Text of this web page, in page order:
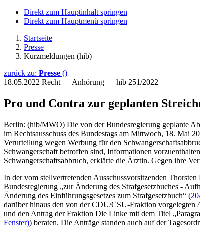
Direkt zum Hauptinhalt springen
Direkt zum Hauptmenü springen
Startseite
Presse
Kurzmeldungen (hib)
zurück zu: Presse ()
18.05.2022 Recht — Anhörung — hib 251/2022
Pro und Contra zur geplanten
Berlin: (hib/MWO) Die von der Bundesregierung geplante
im Rechtsausschuss des Bundestags am Mittwoch, 18. Mai
Verurteilung wegen Werbung für den
Schwangerschaft betroffen sind, Informationen
Schwangerschaftsabbruch, erklärte die Ärztin. Gegen ihre
In der vom stellvertretenden Ausschussvorsitzenden
Bundesregierung „zur Änderung des Strafgesetzbuches -
Änderung des Einführungsgesetzes zum Strafgesetzbuch“ (
darüber hinaus den von der CDU/CSU-Fraktion vorgelegten
und den Antrag der Fraktion Die Linke mit dem Titel
Fenster)) beraten. Die Anträge standen auch auf der